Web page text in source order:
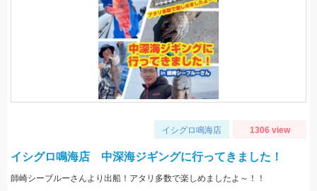
イシグロ鳴海店 1306 view
イシグロ鳴海店 中深海ジギングに行ってきました！
師崎シーブルーさんより出船！アタリ多数で楽しめましたよ～！！